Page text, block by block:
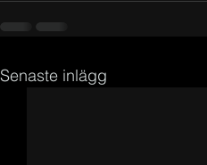
Senaste inlägg